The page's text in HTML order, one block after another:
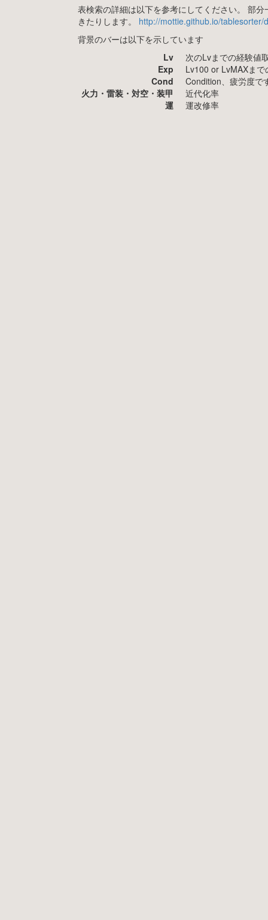
表検索の詳細は以下を参考にしてください。 部
きたりします。 http://mottie.github.io/
背景のバーは以下を示しています
Lv
次のLvまでの経験値
Exp
Lv100 or LvMAXま
Cond
Condition、疲労度で
火力・雷装・対空・装甲
近代化率
運
運改修率